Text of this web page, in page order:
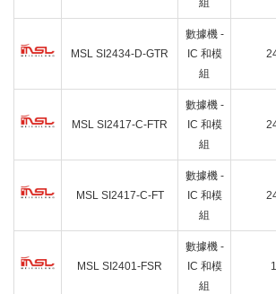
組
MSL SI2434-D-GTR
數據機 -
IC 和模
組
MSL SI2417-C-FTR
數據機 -
IC 和模
組
MSL SI2417-C-FT
數據機 -
IC 和模
組
MSL SI2401-FSR
數據機 -
IC 和模
組